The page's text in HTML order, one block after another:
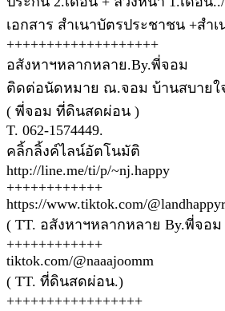
เอกสาร สำเนาบัตรประชาชน +สำ
+++++++++++++++++++
อสังหาฯหลากหลาย.By.พี่จอม
ติดต่อนัดหมาย ณ.จอม บ้านสบายใ
( พี่จอม ที่ดินสดผ่อน )
T. 062-1574449.
คลิ้กลิ้งค์ไลน์อัตโนมัติ
http://line.me/ti/p/~nj.happy
++++++++++++
https://www.tiktok.com/
( TT. อสังหาฯหลากหลาย By.พี่จอม
++++++++++++
tiktok.com/@naaajoomm
( TT. ที่ดินสดผ่อน.)
+++++++++++++++++